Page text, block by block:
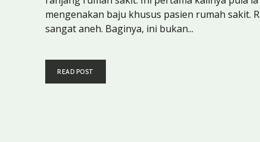
mengenakan baju khusus pasien rumah sakit.
sangat aneh. Baginya, ini bukan...
READ POST